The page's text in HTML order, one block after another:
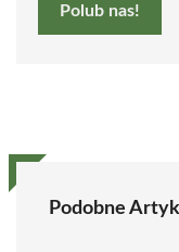
Polub nas!
Podobne